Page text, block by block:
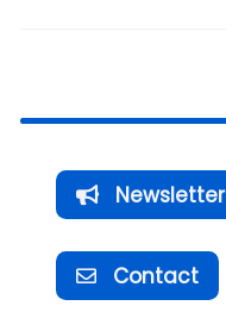
Newsletter
Contact